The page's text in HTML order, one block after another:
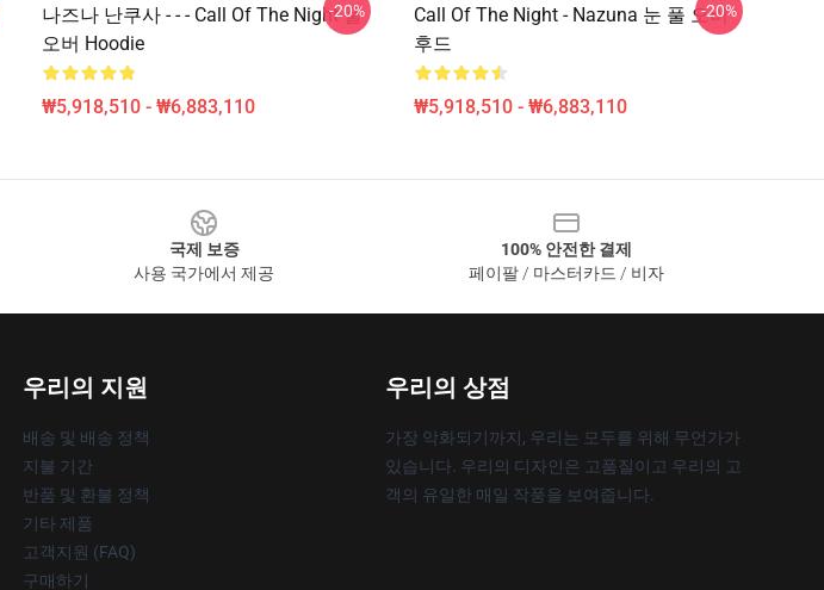
나즈나 난쿠사 - - - Call Of The Night 풀
오버 Hoodie
₩5,918,510 - ₩6,883,110
-20%
Call Of The Night - Nazuna 눈 풀 오버
후드
₩5,918,510 - ₩6,883,110
-20%
국제 보증
사용 국가에서 제공
100% 안전한 결제
페이팔 / 마스터카드 / 비자
우리의 지원
배송 및 배송 정책
지불 기간
반품 및 환불 정책
기타 제품
고객지원 (FAQ)
구매하기
우리의 상점
가장 악화되기까지, 우리는 모두를 위해 무언가가
있습니다. 우리의 디자인은 고품질이고 우리의 고
객의 유일한 매일 작풍을 보여줍니다.